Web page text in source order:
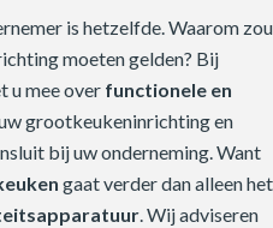
is hetzelfde. Waarom zou
moeten gelden? Bij
u mee over functionele en
grootkeukeninrichting en
bij uw onderneming. Want
gaat verder dan alleen het
. Wij adviseren